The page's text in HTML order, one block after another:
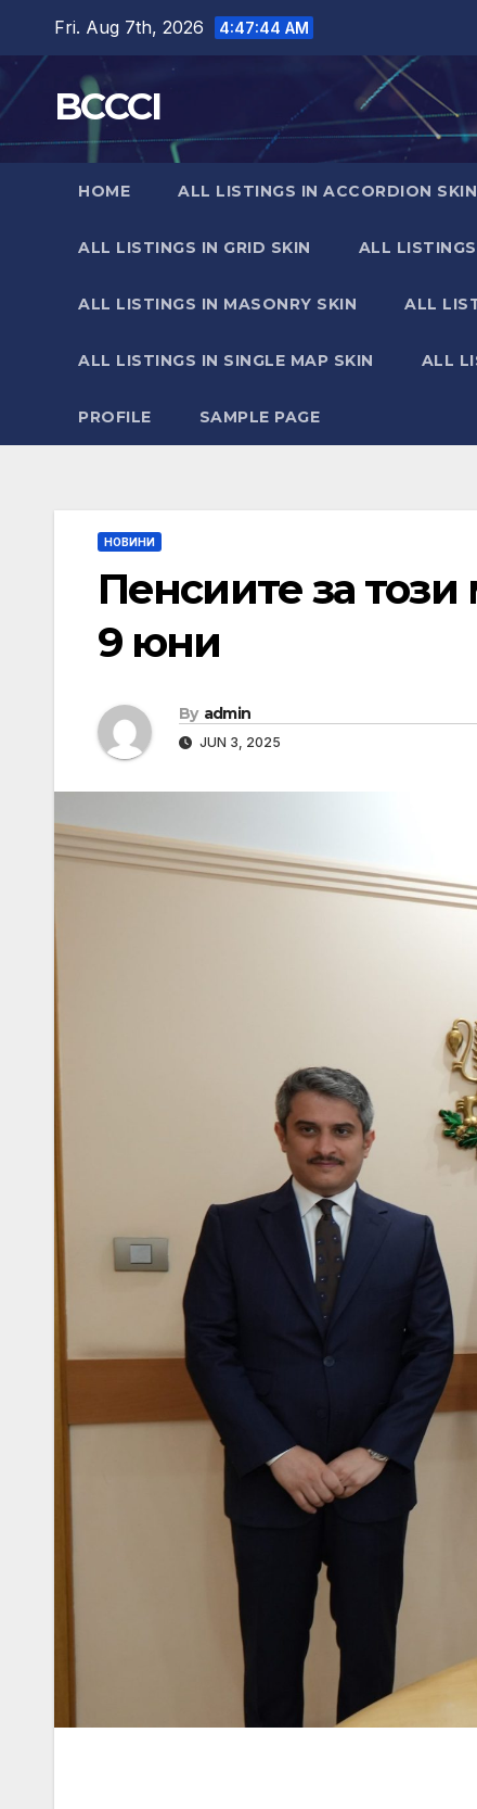
content
Fri. Aug 7th, 2026 4:47:46 AM
BCCCI
HOME ALL LISTINGS IN ACCORDION SKIN
ALL LISTINGS IN GRID SKIN ALL
ALL LISTINGS IN MASONRY SKIN ALL
ALL LISTINGS IN SINGLE MAP SKIN ALL
PROFILE SAMPLE PAGE
НОВИНИ
Пенсиите за
9 юни
By admin
JUN 3, 2025